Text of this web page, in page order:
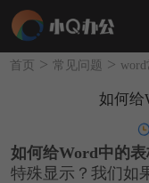
首页 > 常见问题 >
如何给
如何给Word中的
特殊显示？我们如